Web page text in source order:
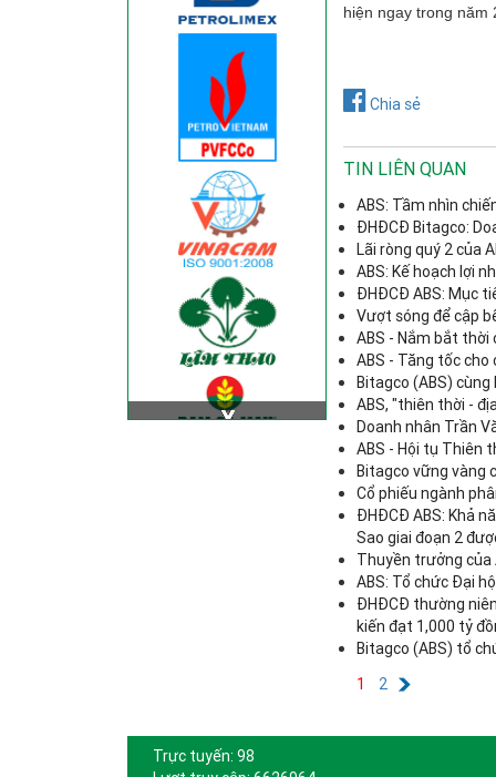
hiện ngay trong năm
Chia sẻ
TIN LIÊN QUAN
ABS: Tầm nhìn
ĐHĐCĐ Bitagco:
Lãi ròng quý 2 của
ABS: Kế hoạch lợi
ĐHĐCĐ ABS: Mục
Vượt sóng để cập
ABS - Nắm bắt thời
ABS - Tăng tốc
Bitagco (ABS)
ABS, "thiên thời -
Doanh nhân Trần
ABS - Hội tụ Thiên
Bitagco vững vàng
Cổ phiếu ngành
ĐHĐCĐ ABS: Khả
Sao giai đoạn 2
Thuyền trưởng của
ABS: Tổ chức Đại
ĐHĐCĐ thường
kiến đạt 1,000 tỷ
Bitagco (ABS) tổ
1
2
Trực tuyến: 98